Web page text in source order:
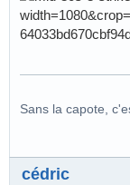
Sans la capote,
cédric